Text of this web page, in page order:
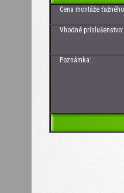
Cena montáže
Vhodné príslušenstvo:
Poznámka: